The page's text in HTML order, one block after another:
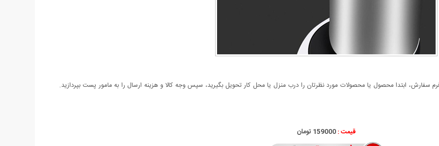
سفارش، ابتدا محصول یا محصولات مورد نظرتان را درب منزل یا محل کار تحویل بگیرید، سپس وجه کالا و هزینه ارسال را به مامور پست بپردازید.
قیمت : 159000 تومان